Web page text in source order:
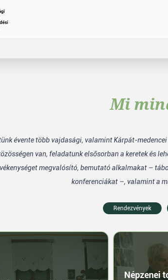
Mi
évente több vajdasági, valamint Kárpát-
van, feladatunk elsősorban a keretek és
megvalósító, bemutató alkalmakat –
konferenciákat –, valamint a
Rendezvények
Népzenei